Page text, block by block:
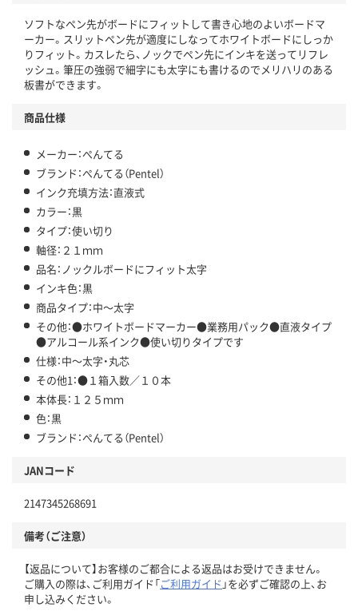
ソフトなペン先がボードにフィットして書き心地のよいボードマ
ーカー。スリットペン先が適度にしなってホワイトボードにしっか
りフィット。カスレたら、ノックでペン先にインキを送ってリフレ
ッシュ。筆圧の強弱で細字にも太字にも書けるのでメリハリのある
板書ができます。
商品仕様
メーカー：ぺんてる
ブランド：ぺんてる（Pentel）
インク充填方法：直液式
カラー：黒
タイプ：使い切り
軸径：２１ｍｍ
品名：ノックルボードにフィット太字
インキ色：黒
商品タイプ：中～太字
その他：●ホワイトボードマーカー●業務用パック●直液タイプ
●アルコール系インク●使い切りタイプです
仕様：中～太字・丸芯
その他1：●１箱入数／１０本
本体長：１２５ｍｍ
色：黒
ブランド：ぺんてる（Pentel）
JANコード
2147345268691
備考（ご注意）
【返品について】お客様のご都合による返品はお受けできません。
ご購入の際は、ご利用ガイド「ご利用ガイド 」を必ずご確認の上、お
申し込みください。